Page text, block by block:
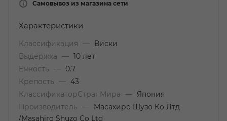
Самовывоз из магазина сети
Характеристики
Классификация —
Виски
Выдержка
— 10 лет
Емкость
—
0.7
Крепость
— 43
КлассификаторСтранМира
—
Япония
Производитель
—
Масахиро Шузо Ко Лтд
/Masahiro Shuzo Co Ltd